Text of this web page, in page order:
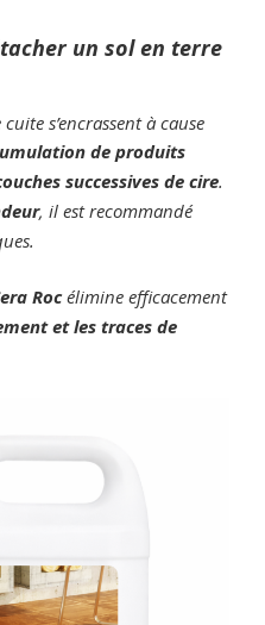
un sol en terre
s’encrassent à cause
de produits
successives de cire.
, il est recommandé
Rocélimine efficacement
et les traces de